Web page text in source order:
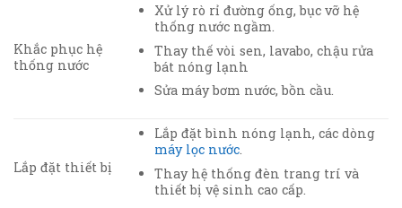
Khắc phục hệ
thống nước
Xử lý rò rỉ đường ống, bục vỡ hệ
thống nước ngầm.
Thay thế vòi sen, lavabo, chậu rửa
bát nóng lạnh
Sửa máy bơm nước, bồn cầu.
Lắp đặt thiết bị
Lắp đặt bình nóng lạnh, các dòng
máy lọc nước.
Thay hệ thống đèn trang trí và
thiết bị vệ sinh cao cấp.